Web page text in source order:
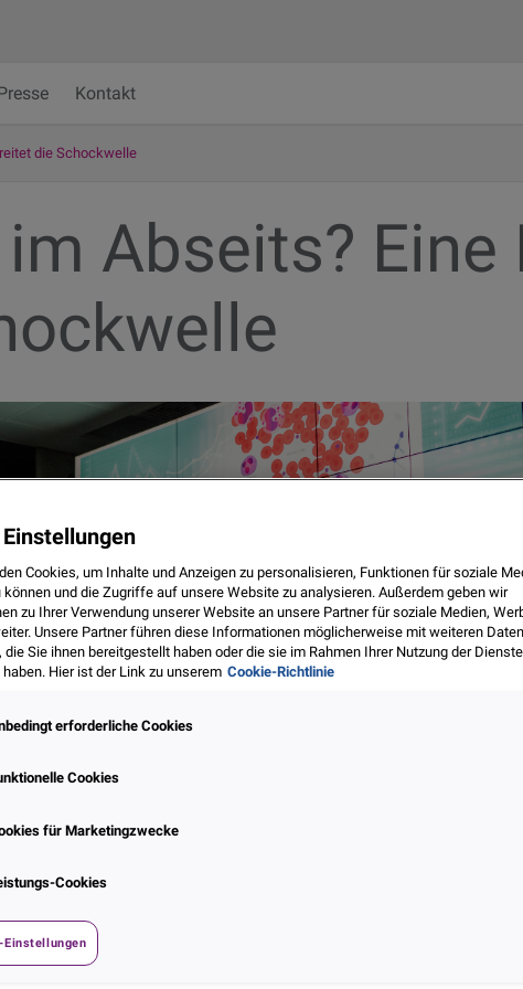
Kontakt
die Schockwelle
Abseits? Eine
wirtschaftliche Spannungen: Die Welt ist geprägt
Das macht sich auch im Online-Handel bemerkbar
Wie ein gezielter Blick ins Portfolio hilft, sie zu
Cookies, um Inhalte und Anzeigen zu personalisieren, Funktionen für soziale
können und die Zugriffe auf unsere Website zu analysieren. Außerdem geben wir
zu Ihrer Verwendung unserer Website an unsere Partner für soziale Medien,
Unsere Partner führen diese Informationen möglicherweise mit weiteren Daten
die Sie ihnen bereitgestellt haben oder die sie im Rahmen Ihrer Nutzung der Dienste
Hier ist der Link zu unserem Cookie-Richtlinie
erforderliche Cookies
Cookies
für Marketingzwecke
Cookies
Einstellungen